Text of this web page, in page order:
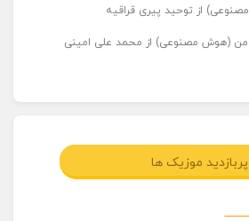
از توحید پیری قراقیه
من (هوش مصنوعی) از محمد علی امینی
پربازدید موزیک ها